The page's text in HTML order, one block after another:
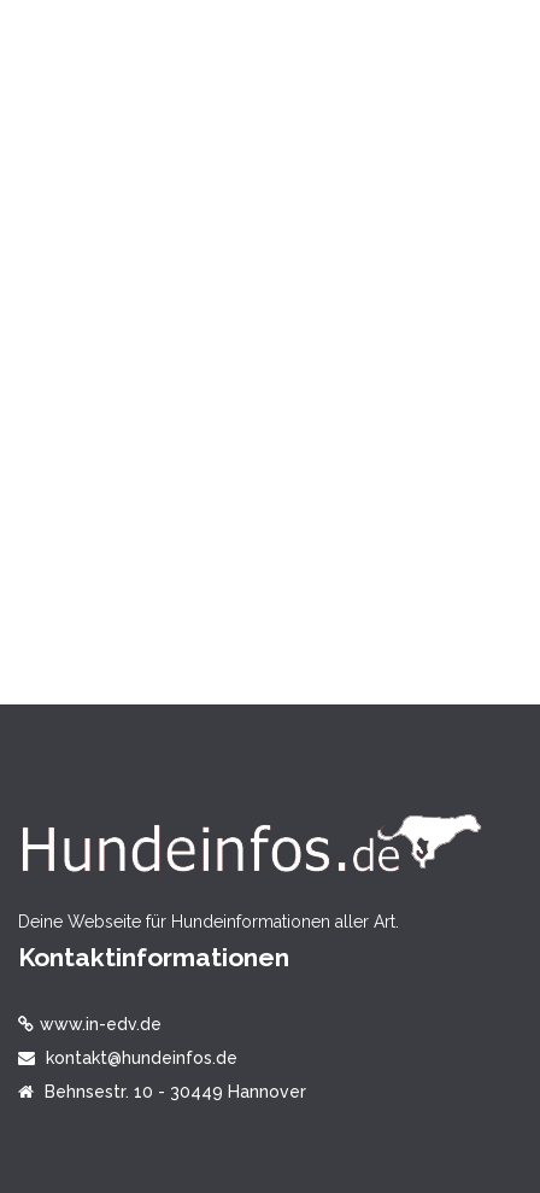
Deine Webseite für Hundeinformationen aller Art.
Kontaktinformationen
www.in-edv.de
kontakt@hundeinfos.de
Behnsestr. 10 - 30449 Hannover